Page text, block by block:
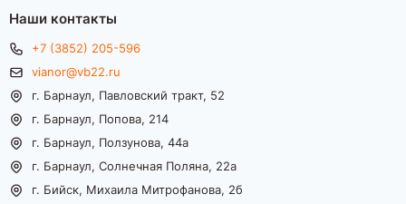
Наши контакты
+7 (3852) 205-596
vianor@vb22.ru
г. Барнаул, Павловский тракт, 52
г. Барнаул, Попова, 214
г. Барнаул, Ползунова, 44а
г. Барнаул, Солнечная Поляна, 22а
г. Бийск, Михаила Митрофанова, 2б